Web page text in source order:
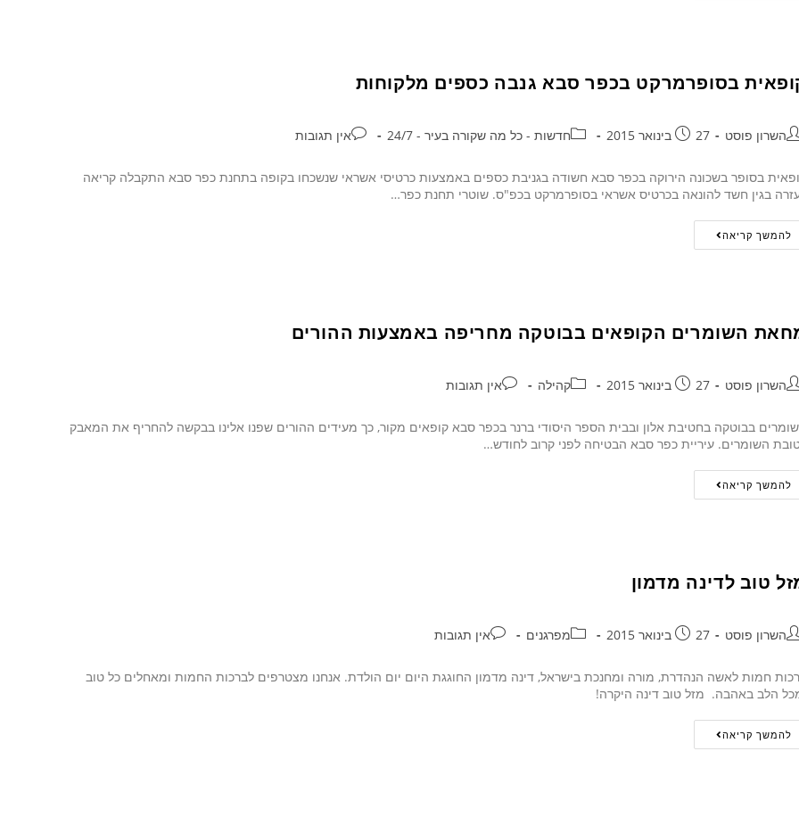
בסופרמרקט בכפר סבא גנבה כספים מלקוחות
השרון פוסט 27 בינואר 2015 חדשות - כל מה שקורה בעיר - 24/7 אין תגובות
בסופר בשכונה הירוקה בכפר סבא חשודה בגניבת כספים באמצעות כרטיסי אשראי שנשכחו בקופה בתחנת כפר סבא התקבלה קריאה
בגין חשד להונאה בכרטיס אשראי בסופרמרקט בכפ"ס. שוטרי תחנת כפר…
להמשך קריאה
השומרים הקופאים בבוטקה מחריפה באמצעות ההורים
השרון פוסט 27 בינואר 2015 קהילה אין תגובות
בבוטקה בחטיבת אלון ובבית הספר היסודי ברנר בכפר סבא קופאים מקור, כך מעידים ההורים שפנו אלינו בבקשה להחריף את המאבק
השומרים. עיריית כפר סבא הבטיחה לפני קרוב לחודש…
להמשך קריאה
טוב לדינה מדמון
השרון פוסט 27 בינואר 2015 מפרגנים אין תגובות
חמות לאשה הנהדרת, מורה ומחנכת בישראל, דינה מדמון החוגגת היום יום הולדת. אנחנו מצטרפים לברכות החמות ומאחלים כל טוב
הלב באהבה. מזל טוב דינה היקרה!
להמשך קריאה